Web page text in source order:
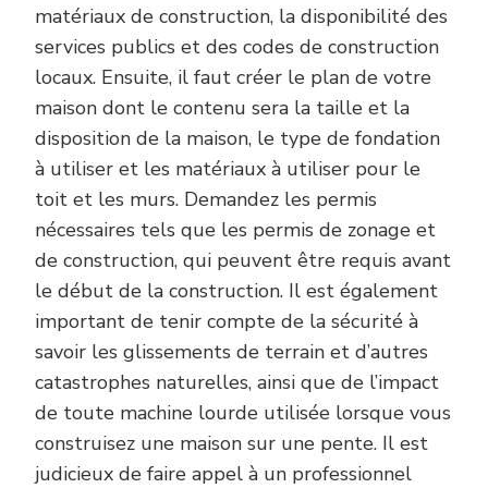
matériaux de construction, la disponibilité des
services publics et des codes de construction
locaux. Ensuite, il faut créer le plan de votre
maison dont le contenu sera la taille et la
disposition de la maison, le type de fondation
à utiliser et les matériaux à utiliser pour le
toit et les murs. Demandez les permis
nécessaires tels que les permis de zonage et
de construction, qui peuvent être requis avant
le début de la construction. Il est également
important de tenir compte de la sécurité à
savoir les glissements de terrain et d’autres
catastrophes naturelles, ainsi que de l’impact
de toute machine lourde utilisée lorsque vous
construisez une maison sur une pente. Il est
judicieux de faire appel à un professionnel